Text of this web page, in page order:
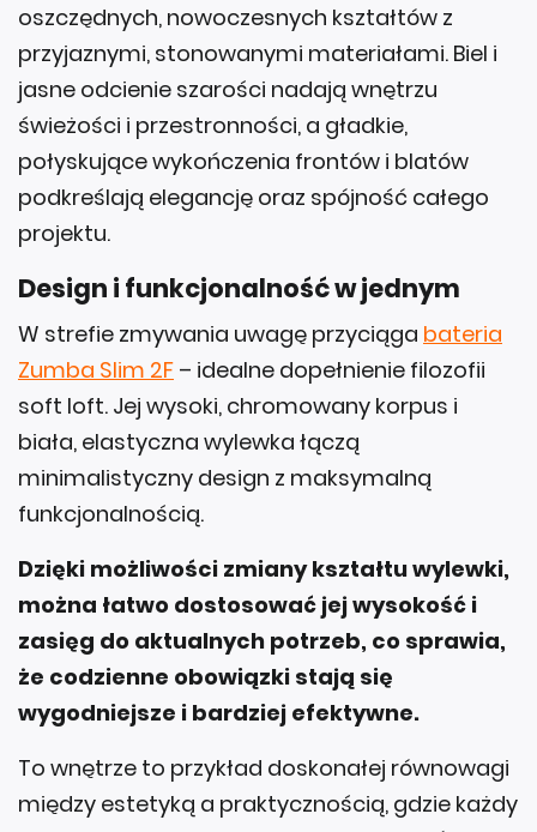
oszczędnych, nowoczesnych kształtów z
przyjaznymi, stonowanymi materiałami. Biel i
jasne odcienie szarości nadają wnętrzu
świeżości i przestronności, a gładkie,
połyskujące wykończenia frontów i blatów
podkreślają elegancję oraz spójność całego
projektu.
Design i funkcjonalność w jednym
W strefie zmywania uwagę przyciąga bateria
Zumba Slim 2F – idealne dopełnienie filozofii
soft loft. Jej wysoki, chromowany korpus i
biała, elastyczna wylewka łączą
minimalistyczny design z maksymalną
funkcjonalnością.
Dzięki możliwości zmiany kształtu wylewki,
można łatwo dostosować jej wysokość i
zasięg do aktualnych potrzeb, co sprawia,
że codzienne obowiązki stają się
wygodniejsze i bardziej efektywne.
To wnętrze to przykład doskonałej równowagi
między estetyką a praktycznością, gdzie każdy